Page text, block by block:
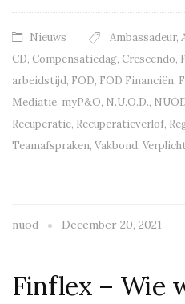
Nieuws Ambassadeur,
CD, Compensatiedag, Crescendo,
arbeidstijd, FOD, FOD Financiën,
Mediatie, myP&O, N.U.O.D.,
Recuperatie, Recuperatieverlof,
Teamafspraken, Vakbond,
nuod December 20, 2021
Finflex – Wie